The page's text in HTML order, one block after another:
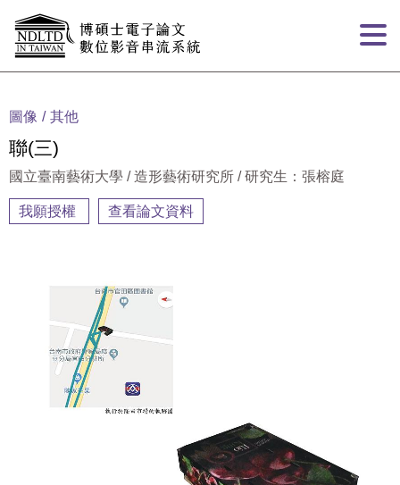
圖像 其他
聯(三)
國立臺南藝術大學 / 造形藝術研究所 / 研究生：張榕庭
我願授權 查看論文資料